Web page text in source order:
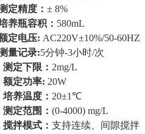
定精度： ± 8%
养瓶容积： 580mL
定电压: AC220V±10%/50-60HZ
量记录:5分钟-3小时/次
测定下限： 2mg/L
额定功率: 20W
培养温度： 20±1℃
测定范围： (0-4000) mg/L
搅拌模式： 支持连续、间隙搅拌